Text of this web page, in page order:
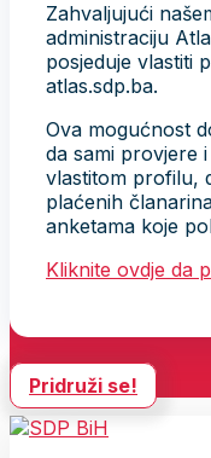
Zahvaljujući
administraciju
posjeduje vlastiti
atlas.sdp.ba.
Ova mogućnost
da sami provjere
vlastitom profilu,
plaćenih
anketama koje
Kliknite ovdje da
Pridruži se!